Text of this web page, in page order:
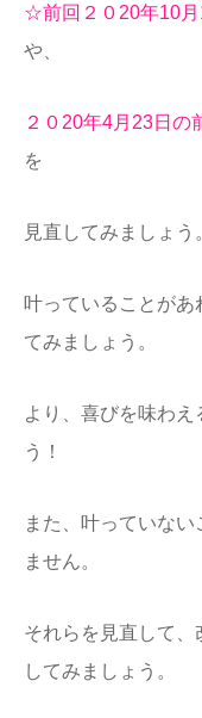
☆前回２０20年10
や、
２０20年4月23日の
を
見直してみましょう
叶っていることがあ
てみましょう。
より、喜びを味わえ
う！
また、叶っていな
ません。
それらを見直して
してみましょう。